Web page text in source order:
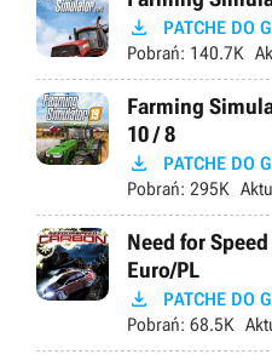
 PATCHE DO
Pobrań: 140.7K
Farming
10 / 8
 PATCHE DO
Pobrań: 295K
Need for
Euro/PL
 PATCHE DO
Pobrań: 68.5K